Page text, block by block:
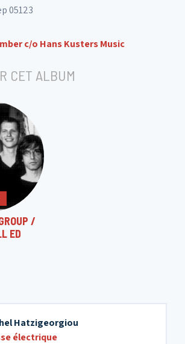
05123
c/o Hans Kusters Music
CET ALBUM
/
ED
Hatzigeorgiou
électrique